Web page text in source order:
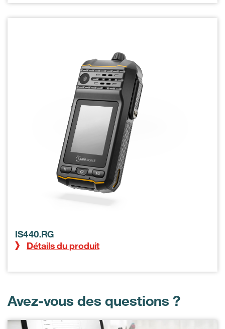
IS440.RG
Détails du produit
Avez-vous des questions ?